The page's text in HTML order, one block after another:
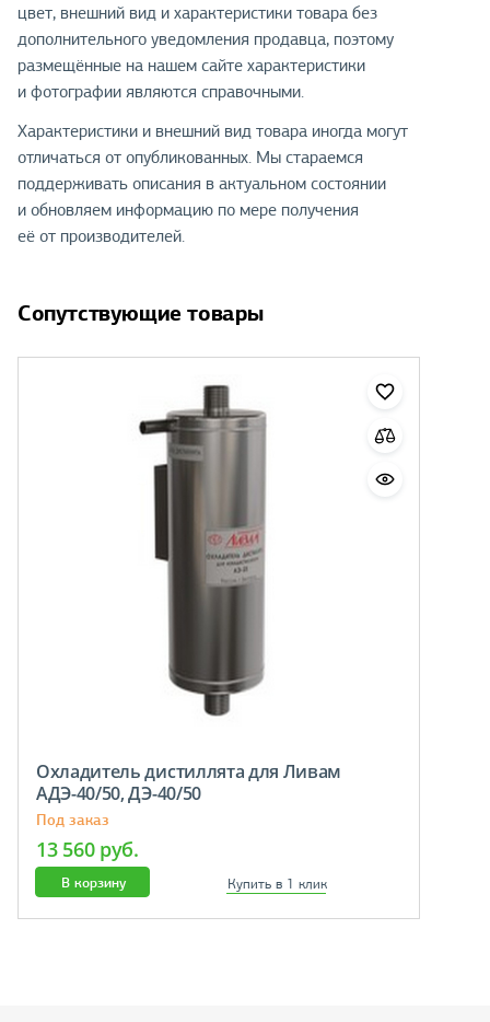
цвет, внешний вид и характеристики товара без
дополнительного уведомления продавца, поэтому
размещённые на нашем сайте характеристики
и фотографии являются справочными.
Характеристики и внешний вид товара иногда могут
отличаться от опубликованных. Мы стараемся
поддерживать описания в актуальном состоянии
и обновляем информацию по мере получения
её от производителей.
Сопутствующие товары
Охладитель дистиллята для Ливам
АДЭ-40/50, ДЭ-40/50
Под заказ
13 560 руб.
В корзину Купить в 1 клик